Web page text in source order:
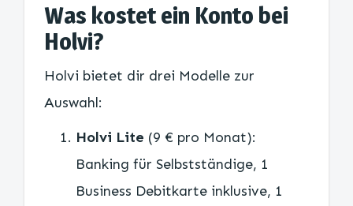
Was kostet ein Konto bei
Holvi?
Holvi bietet dir drei Modelle zur
Auswahl:
Holvi Lite (9 € pro Monat):
Banking für Selbstständige, 1
Business Debitkarte inklusive, 1